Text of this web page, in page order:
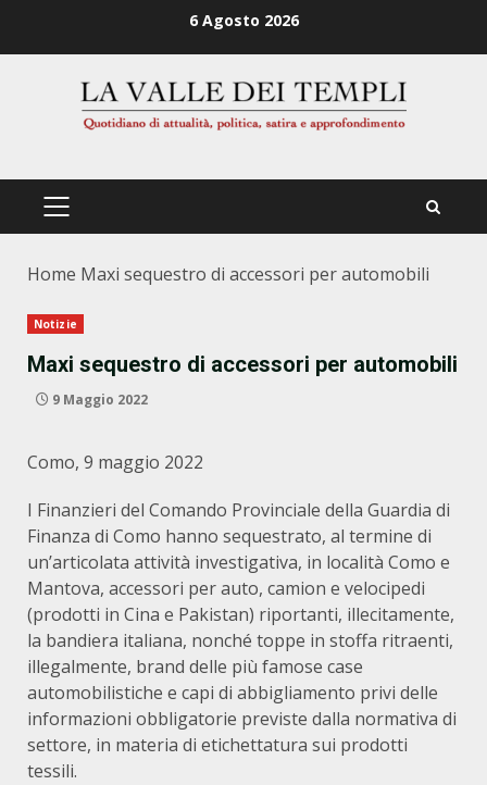
6 Agosto 2026
PRIMÄRES
Home Maxi sequestro di accessori per automobili
Notizie
Maxi sequestro di accessori per automobili
9 Maggio 2022
Como, 9 maggio 2022
I Finanzieri del Comando Provinciale della Guardia di
Finanza di Como hanno sequestrato, al termine di
un’articolata attività investigativa, in località Como e
Mantova, accessori per auto, camion e velocipedi
(prodotti in Cina e Pakistan) riportanti, illecitamente,
la bandiera italiana, nonché toppe in stoffa ritraenti,
illegalmente, brand delle più famose case
automobilistiche e capi di abbigliamento privi delle
informazioni obbligatorie previste dalla normativa di
settore, in materia di etichettatura sui prodotti
tessili.